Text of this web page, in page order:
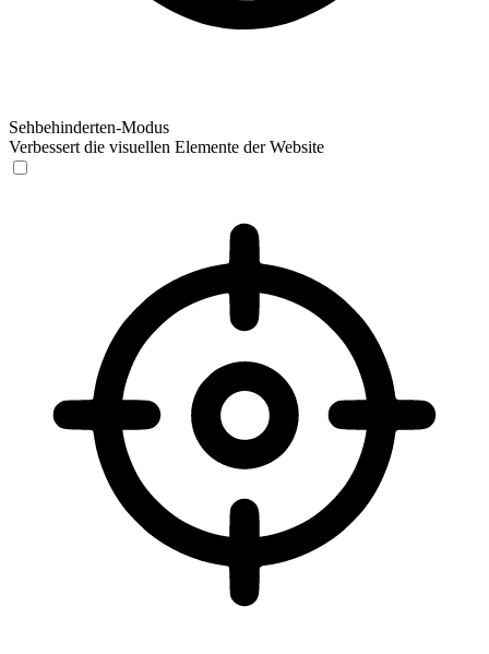
Sehbehinderten-Modus
Verbessert die visuellen Elemente der Website